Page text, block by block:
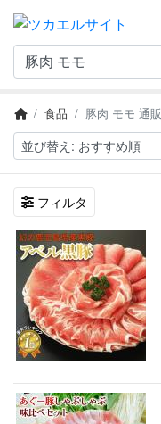
食品 豚肉 モモ 通販
フィルタ